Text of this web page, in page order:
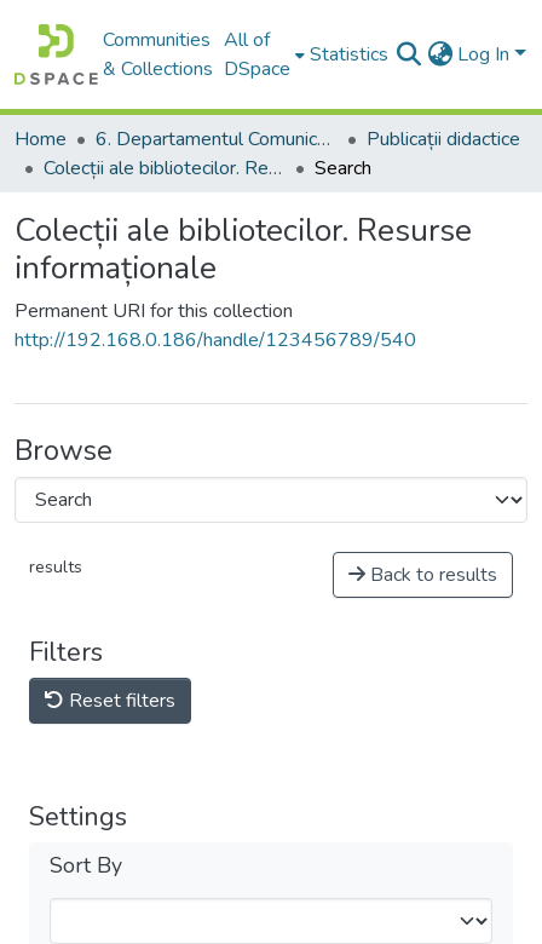
Communities
& Collections
All of
DSpace
Statistics Log In
Home 6. Departamentul Comunicare și Teoria Informării, USM
Publicații didactice
Colecții ale bibliotecilor. Resurse informaționale
Search
Colecții ale bibliotecilor. Resurse
informaționale
Permanent URI for this collection
http://192.168.0.186/handle/123456789/540
Browse
results Back to results
Filters
Reset filters
Settings
Sort By